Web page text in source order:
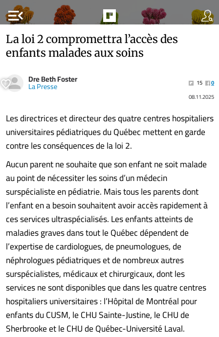
menu_open
La loi 2 compromettra l’accès des
enfants malades aux soins
Dre Beth Foster
La Presse 15
0
08.11.2025
Les directrices et directeur des quatre centres hospitaliers
universitaires pédiatriques du Québec mettent en garde
contre les conséquences de la loi 2.
Aucun parent ne souhaite que son enfant ne soit malade
au point de nécessiter les soins d’un médecin
surspécialiste en pédiatrie. Mais tous les parents dont
l’enfant en a besoin souhaitent avoir accès rapidement à
ces services ultraspécialisés. Les enfants atteints de
maladies graves dans tout le Québec dépendent de
l’expertise de cardiologues, de pneumologues, de
néphrologues pédiatriques et de nombreux autres
surspécialistes, médicaux et chirurgicaux, dont les
services ne sont disponibles que dans les quatre centres
hospitaliers universitaires : l’Hôpital de Montréal pour
enfants du CUSM, le CHU Sainte-Justine, le CHU de
Sherbrooke et le CHU de Québec-Université Laval.